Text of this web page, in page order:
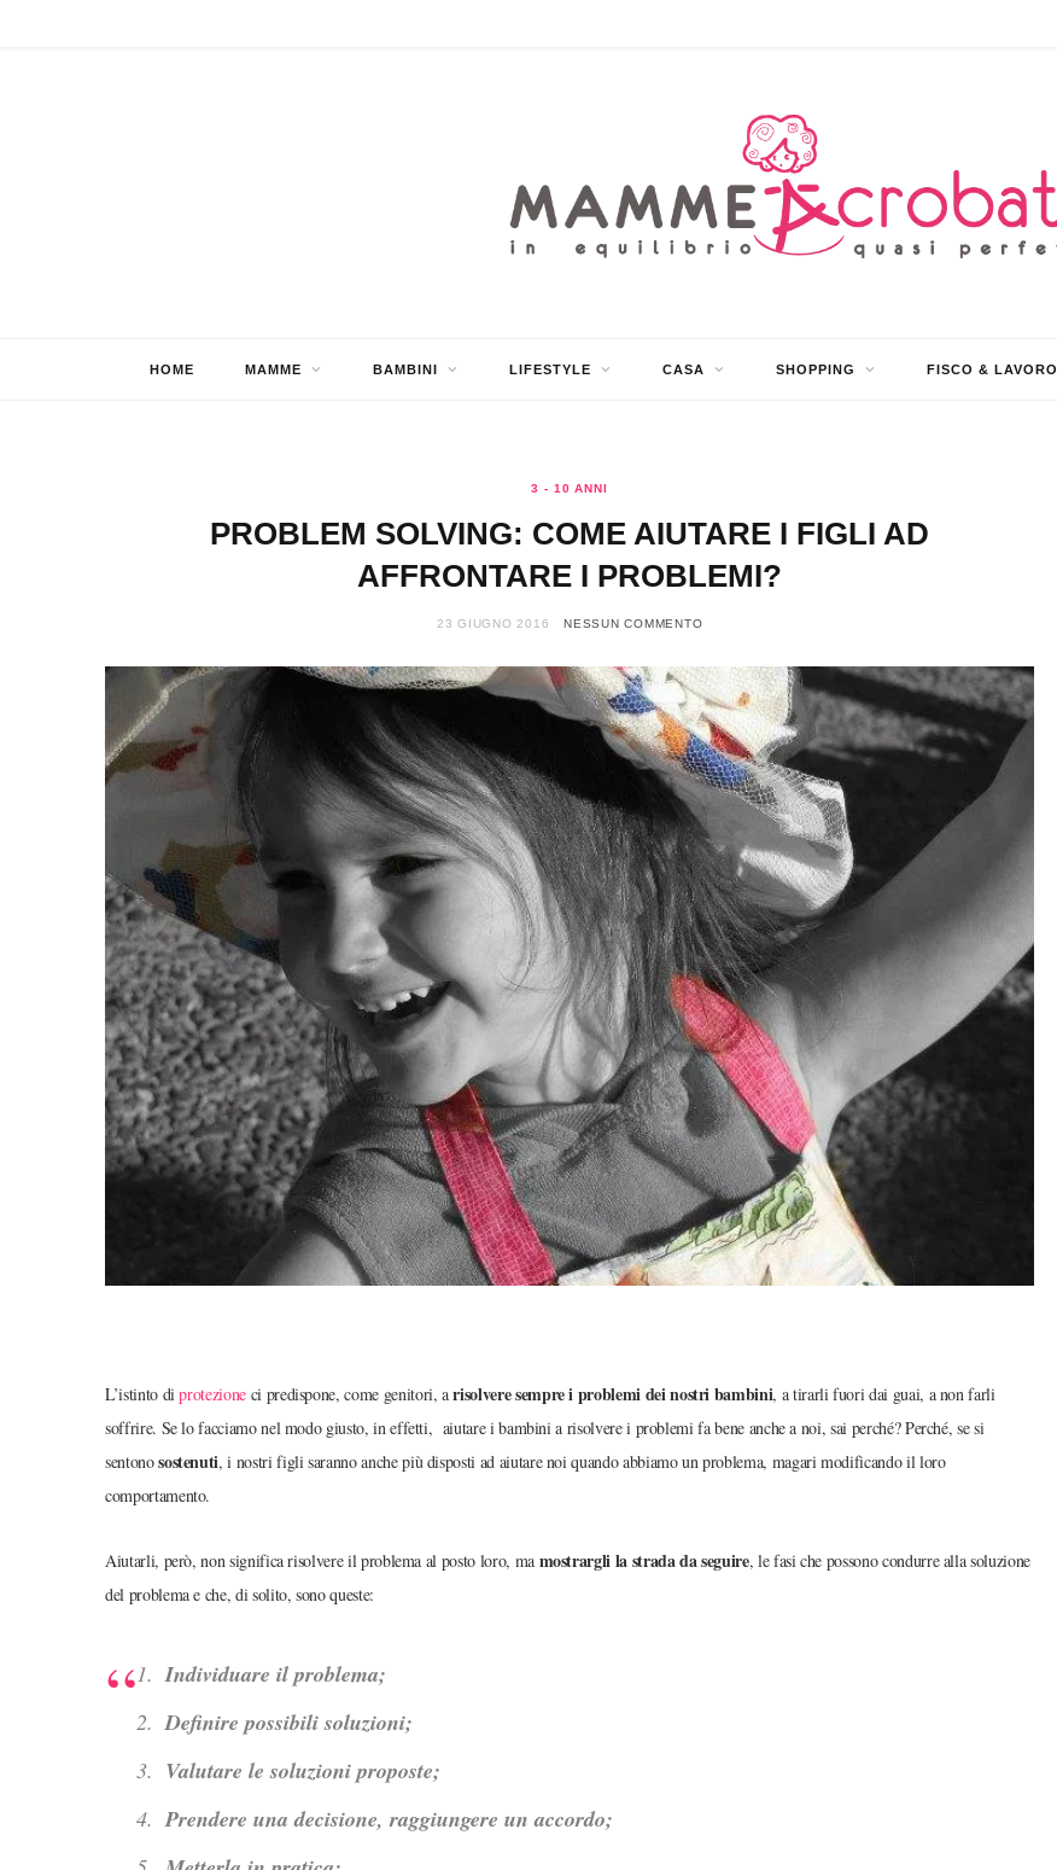
HOME MAMME BAMBINI LIFESTYLE CASA SHOPPING FISCO & LAVORO
3 - 10 ANNI
PROBLEM SOLVING: COME AIUTARE I FIGLI AD
AFFRONTARE I PROBLEMI?
23 GIUGNO 2016 NESSUN COMMENTO
L’istinto diprotezione ci predispone, come genitori, arisolvere sempre i problemi dei nostri bambini, a tirarli fuori dai guai, a non farli
soffrire. Se lo facciamo nel modo giusto, in effetti, aiutare i bambini a risolvere i problemi fa bene anche a noi, sai perché? Perché, se si
sentonosostenuti, i nostri figli saranno anche più disposti ad aiutare noi quando abbiamo un problema, magari modificando il loro
comportamento.
Aiutarli, però, non significa risolvere il problema al posto loro, ma mostrargli la strada da seguire, le fasi che possono condurre alla soluzione
del problema e che, di solito, sono queste:
Individuare il problema;
Definire possibili soluzioni;
Valutare le soluzioni proposte;
Prendere una decisione, raggiungere un accordo;